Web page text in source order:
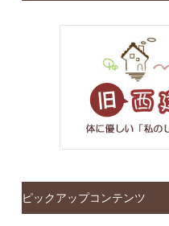
ピックアップコンテンツ